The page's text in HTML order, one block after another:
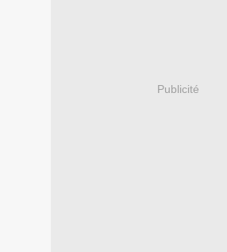
Publicité